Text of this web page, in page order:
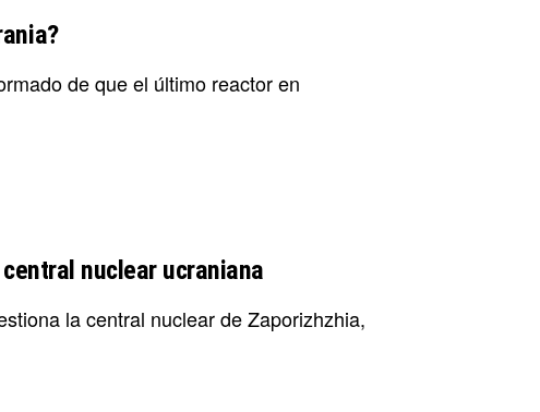
de que el último reactor en
nuclear ucraniana
la central nuclear de Zaporizhzhia,